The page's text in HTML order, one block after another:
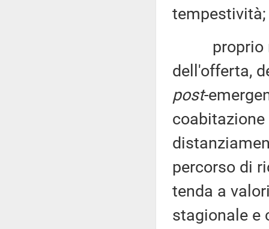
tempestività;
proprio
dell'offerta,
post-
percorso di
tenda a
stagionale e